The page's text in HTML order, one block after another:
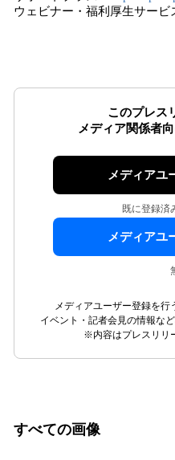
ウェビナー・福利厚生サービ
このプレス
メディア関係者
メディアユ
既に登録済
メディアユ
メディアユーザー登録を行
イベント・記者会見の情報な
※内容はプレスリリ
すべての画像